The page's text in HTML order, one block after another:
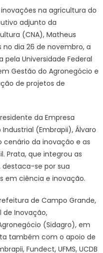
na agricultura do
adjunto da
(CNA), Matheus
no dia 26 de novembro, a
pela Universidade Federal
Gestão do Agronegócio e
de projetos de
da Empresa
(Embrapii), Álvaro
cenário da inovação e as
Prata, que integrou as
destaca-se por sua
em ciência e inovação.
de Campo Grande,
de Inovação,
(Sidagro), em
também com o apoio de
Fundect, UFMS, UCDB